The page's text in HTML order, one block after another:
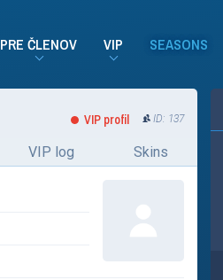
PRE ČLENOV VIP SEASONS
VIP profil ID: 137
VIP log Skins